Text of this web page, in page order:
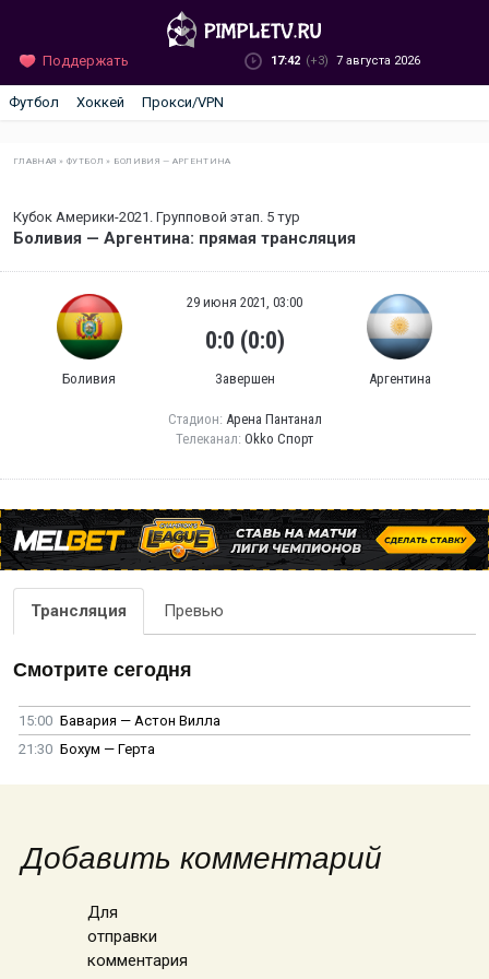
Поддержать 17:42 (+3) 7 августа 2026
Футбол Хоккей Прокси/VPN
ГЛАВНАЯ »ФУТБОЛ » БОЛИВИЯ — АРГЕНТИНА
Кубок Америки-2021. Групповой этап. 5 тур
Боливия — Аргентина: прямая трансляция
Боливия
29 июня 2021, 03:00
0:0 (0:0)
Завершен Аргентина
Стадион: Арена Пантанал
Телеканал: Okko Спорт
Трансляция Превью
Смотрите сегодня
15:00 Бавария — Астон Вилла
21:30 Бохум — Герта
Добавить комментарий
Для
отправки
комментария